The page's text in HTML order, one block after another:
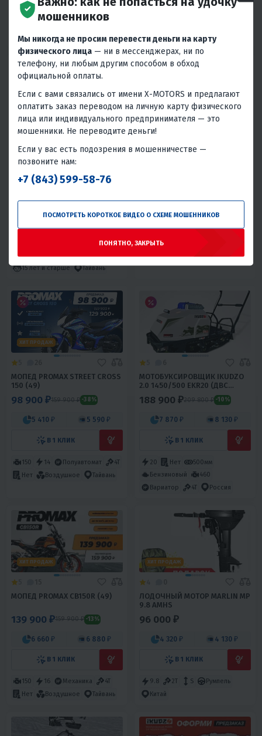
150
Вариатор
4T Россия
5 24
КВАДРОЦИКЛ PROMAX WILD 2.0
190 PRO
187 15 Задний 2WD
Нет
Хромомолибденовый сплав
15 лет и старше
Тайвань
ХИТ ПРОДАЖ
5
1100/380 К7
6 Нет
380мм
Бензиновый
Редуктор
4T Россия
ХИТ ПРОДАЖ
МОПЕД PROMAX STREET CROSS
150 (49)
98 900 ₽159 900 ₽ -38%
5 410 ₽ 5 590 ₽
В 1 КЛИК
150 14 Полуавтомат
4T
Нет
Воздушное Тайвань
МОТОБУКСИРОВЩИК IKUDZO
2.0 1450/500 EKR20 (ДВС
188 900 ₽209 800 ₽ -10%
7 870 ₽ 8 130 ₽
В 1 КЛИК
20 Нет
500мм
Бензиновый
460
Вариатор
4T Россия
ХИТ ПРОДАЖ
МОПЕД PROMAX CB150R (49)
139 900 ₽159 900 ₽ -13%
6 660 ₽ 6 880 ₽
В 1 КЛИК
150 16 Механика
4T
Нет
Воздушное Тайвань
ХИТ ПРОДАЖ
ЛОДОЧНЫЙ МОТОР MARLIN MP
9.8 AMHS
96 000 ₽
4 320 ₽ 4 130 ₽
В 1 КЛИК
9.8 2T S
Румпель
Китай
мошенников
Мы никогда не просим перевести деньги на карту
физического лица — ни в мессенджерах, ни по
телефону, ни любым другим способом в обход
официальной оплаты.
Если с вами связались от имени X-MOTORS и предлагают
оплатить заказ переводом на личную карту физического
лица или индивидуального предпринимателя — это
мошенники. Не переводите деньги!
Если у вас есть подозрения в мошенничестве —
позвоните нам:
+7 (843) 599-58-76
ПОСМОТРЕТЬ КОРОТКОЕ ВИДЕО О СХЕМЕ МОШЕННИКОВ
ПОНЯТНО, ЗАКРЫТЬ